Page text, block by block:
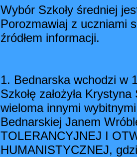
Wybór Szkoły średniej
Porozmawiaj z uczniami
źródłem informacji.
1. Bednarska wchodzi w
Szkołę założyła
wieloma innymi
Bednarskiej Janem
TOLERANCYJNEJ I
HUMANISTYCZNEJ,